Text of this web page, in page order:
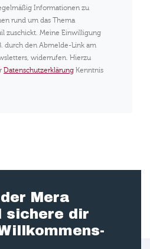
Informationen zu
rund um das Thema
zuschickt. Meine Einwilligung
durch den Abmelde-Link am
widerrufen. Hierzu
Datenschutzerklärung Kenntnis
Mera
sichere dir